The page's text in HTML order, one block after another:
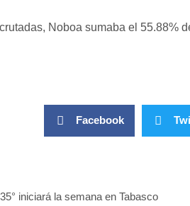
Noboa sumaba el 55.88%
Facebook
iniciará la semana en Tabasco